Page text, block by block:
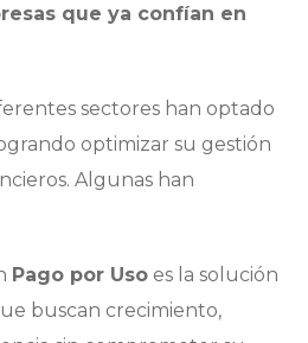
que ya confían en
sectores han optado
optimizar su gestión
Algunas han
Pago por Uso es la solución
buscan crecimiento,